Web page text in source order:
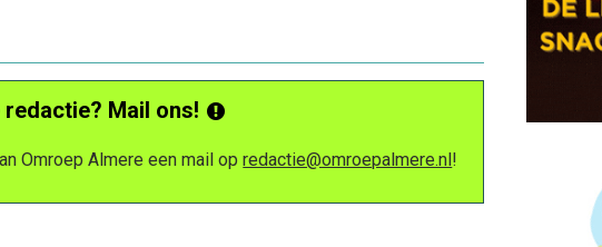
Mail ons!
Omroep Almere een mail opredactie@omroepalmere.nl!